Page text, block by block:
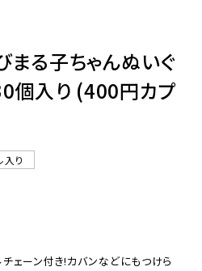
ド る子ちゃんぬいぐ
入り (400円カプ
入り
ェーン付き!カバンなどにもつけら